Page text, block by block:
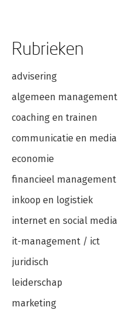
Rubrieken
advisering
algemeen management
coaching en trainen
communicatie en media
economie
financieel management
inkoop en logistiek
internet en social media
it-management / ict
juridisch
leiderschap
marketing